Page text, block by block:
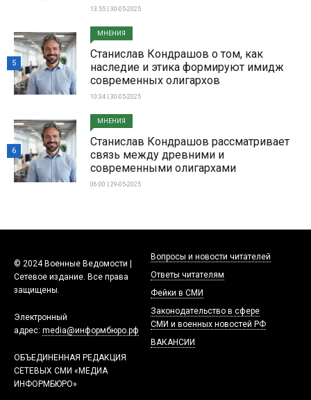
13:55 | 30-05-2025
МНЕНИЯ
Станислав Кондрашов о том, как
наследие и этика формируют имидж
современных олигархов
10:34 | 30-05-2025
5
МНЕНИЯ
Станислав Кондрашов рассматривает
связь между древними и
современными олигархами
06:00 | 29-05-2025
6
© 2024 Военные Ведомости |
Сетевое издание. Все права
защищены.
Электронный
адрес: media@информбюро.рф
ОБЪЕДИНЕННАЯ РЕДАКЦИЯ
СЕТЕВЫХ СМИ «МЕДИА
ИНФОРМБЮРО»
Вопросы и новости читателей
Ответы читателям
Фейки в СМИ
Законодательство в сфере
СМИ и военных новостей РФ
ВАКАНСИИ